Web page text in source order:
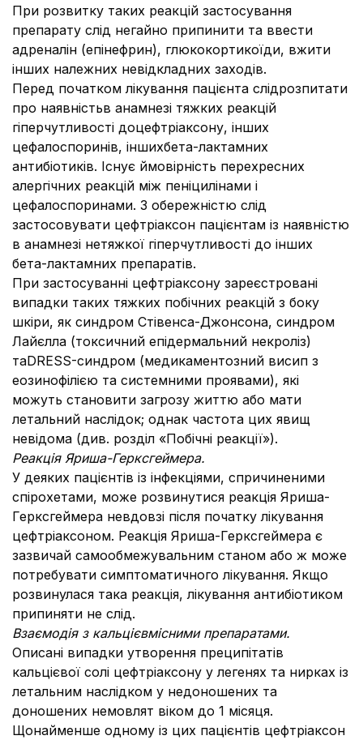
При розвитку таких реакцій застосування
препарату слід негайно припинити та ввести
адреналін (епінефрин), глюкокортикоїди, вжити
інших належних невідкладних заходів.
Перед початком лікування пацієнта слідрозпитати
про наявністьв анамнезі тяжких реакцій
гіперчутливості доцефтріаксону, інших
цефалоспоринів, іншихбета-лактамних
антибіотиків. Існує ймовірність перехресних
алергічних реакцій між пеніцилінами і
цефалоспоринами. З обережністю слід
застосовувати цефтріаксон пацієнтам із наявністю
в анамнезі нетяжкої гіперчутливості до інших
бета-лактамних препаратів.
При застосуванні цефтріаксону зареєстровані
випадки таких тяжких побічних реакцій з боку
шкіри, як синдром Стівенса-Джонсона, синдром
Лайєлла (токсичний епідермальний некроліз)
таDRESS-синдром (медикаментозний висип з
еозинофілією та системними проявами), які
можуть становити загрозу життю або мати
летальний наслідок; однак частота цих явищ
невідома (див. розділ «Побічні реакції»).
Реакція Яриша-Герксгеймера.
У деяких пацієнтів із інфекціями, спричиненими
спірохетами, може розвинутися реакція Яриша-
Герксгеймера невдовзі після початку лікування
цефтріаксоном. Реакція Яриша-Герксгеймера є
зазвичай самообмежувальним станом або ж може
потребувати симптоматичного лікування. Якщо
розвинулася така реакція, лікування антибіотиком
припиняти не слід.
Взаємодія з кальцієвмісними препаратами.
Описані випадки утворення преципітатів
кальцієвої солі цефтріаксону у легенях та нирках із
летальним наслідком у недоношених та
доношених немовлят віком до 1 місяця.
Щонайменше одному із цих пацієнтів цефтріаксон